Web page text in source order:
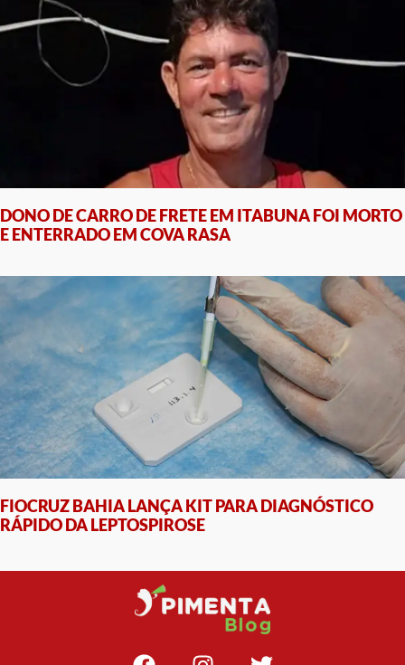
DONO DE CARRO DE FRETE EM ITABUNA FOI MORTO
E ENTERRADO EM COVA RASA
FIOCRUZ BAHIA LANÇA KIT PARA DIAGNÓSTICO
RÁPIDO DA LEPTOSPIROSE